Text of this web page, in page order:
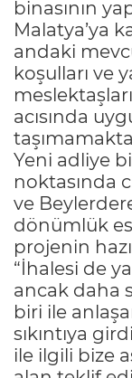
binasının
Malatya’ya
andaki
koşulları ve
acısında
Yeni adliye
noktasında
ve
dönümlük
projenin
“İhalesi de
ancak daha
biri ile
sıkıntıya
ile ilgili bize